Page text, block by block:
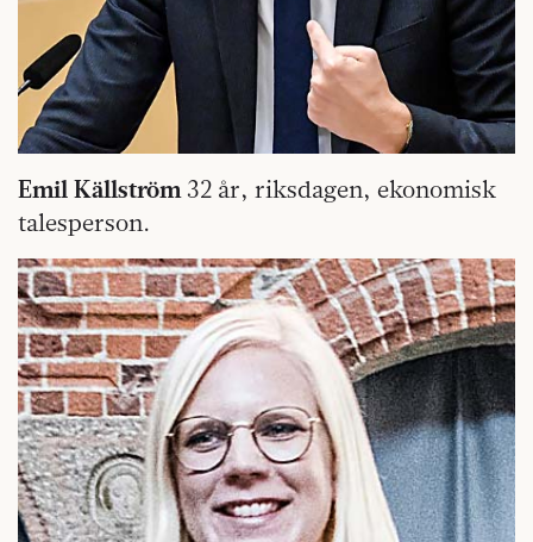
Emil Källström 32 år, riksdagen, ekonomisk
talesperson.